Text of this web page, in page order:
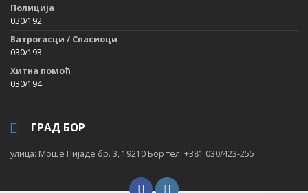
Полиција
030/192
Ватрогасци / Спасиоци
030/193
Хитна помоћ
030/194
ГРАД БОР
улица: Моше Пијаде бр. 3, 19210 Бор тел: +381 030/423-255